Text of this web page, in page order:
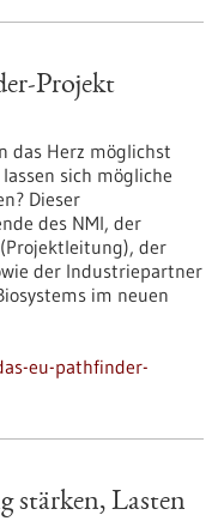
Projekt
das Herz möglichst
sich mögliche
Dieser
des NMI, der
der
der Industriepartner
im neuen
eu-pathfinder-
stärken, Lasten